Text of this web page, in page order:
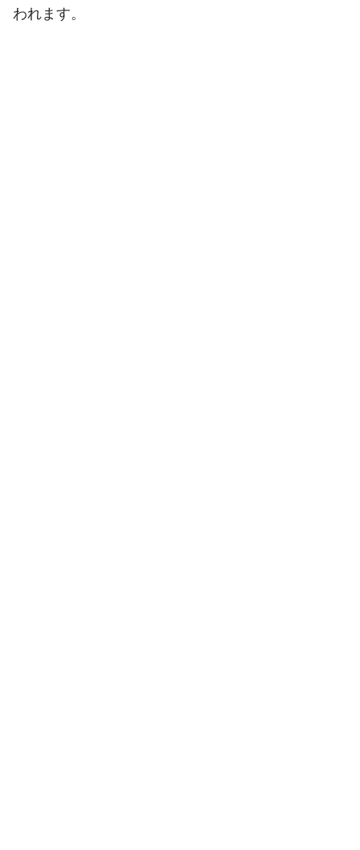
われます。